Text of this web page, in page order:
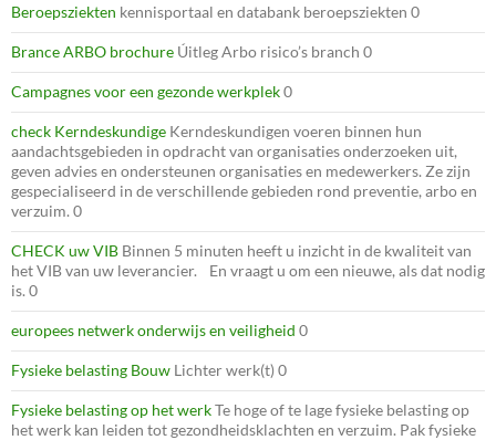
Beroepsziekten kennisportaal en databank beroepsziekten 0
Brance ARBO brochure Úitleg Arbo risico’s branch 0
Campagnes voor een gezonde werkplek0
check Kerndeskundige Kerndeskundigen voeren binnen hun
aandachtsgebieden in opdracht van organisaties onderzoeken uit,
geven advies en ondersteunen organisaties en medewerkers. Ze zijn
gespecialiseerd in de verschillende gebieden rond preventie, arbo en
verzuim. 0
CHECK uw VIB Binnen 5 minuten heeft u inzicht in de kwaliteit van
het VIB van uw leverancier. En vraagt u om een nieuwe, als dat nodig
is. 0
europees netwerk onderwijs en veiligheid 0
Fysieke belasting Bouw Lichter werk(t) 0
Fysieke belasting op het werkTe hoge of te lage fysieke belasting op
het werk kan leiden tot gezondheidsklachten en verzuim. Pak fysieke